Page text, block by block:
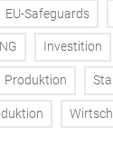
EU-Safeguards
Investition
Produktion